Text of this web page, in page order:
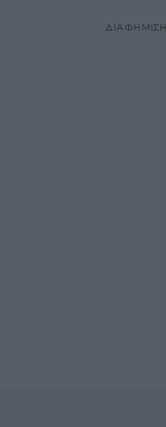
ΔΙΑΦΗΜΙΣΗ